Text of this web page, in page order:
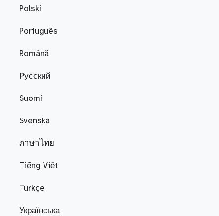
Polski
Português
Română
Русский
Suomi
Svenska
ภาษาไทย
Tiếng Việt
Türkçe
Українська